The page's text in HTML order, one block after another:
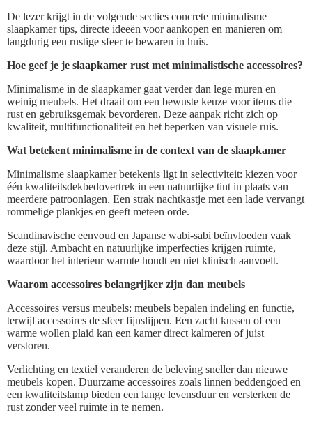
De lezer krijgt in de volgende secties concrete minimalisme
slaapkamer tips, directe ideeën voor aankopen en manieren om
langdurig een rustige sfeer te bewaren in huis.
Hoe geef je je slaapkamer rust met minimalistische accessoires?
Minimalisme in de slaapkamer gaat verder dan lege muren en
weinig meubels. Het draait om een bewuste keuze voor items die
rust en gebruiksgemak bevorderen. Deze aanpak richt zich op
kwaliteit, multifunctionaliteit en het beperken van visuele ruis.
Wat betekent minimalisme in de context van de slaapkamer
Minimalisme slaapkamer betekenis ligt in selectiviteit: kiezen voor
één kwaliteitsdekbedovertrek in een natuurlijke tint in plaats van
meerdere patroonlagen. Een strak nachtkastje met een lade vervangt
rommelige plankjes en geeft meteen orde.
Scandinavische eenvoud en Japanse wabi-sabi beïnvloeden vaak
deze stijl. Ambacht en natuurlijke imperfecties krijgen ruimte,
waardoor het interieur warmte houdt en niet klinisch aanvoelt.
Waarom accessoires belangrijker zijn dan meubels
Accessoires versus meubels: meubels bepalen indeling en functie,
terwijl accessoires de sfeer fijnslijpen. Een zacht kussen of een
warme wollen plaid kan een kamer direct kalmeren of juist
verstoren.
Verlichting en textiel veranderen de beleving sneller dan nieuwe
meubels kopen. Duurzame accessoires zoals linnen beddengoed en
een kwaliteitslamp bieden een lange levensduur en versterken de
rust zonder veel ruimte in te nemen.